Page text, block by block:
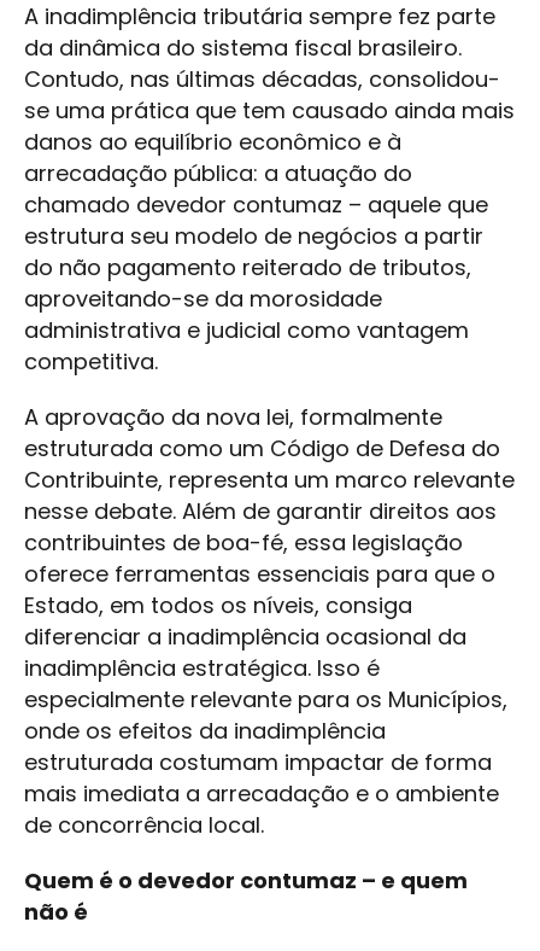
A inadimplência tributária sempre fez parte
da dinâmica do sistema fiscal brasileiro.
Contudo, nas últimas décadas, consolidou-
se uma prática que tem causado ainda mais
danos ao equilíbrio econômico e à
arrecadação pública: a atuação do
chamado devedor contumaz – aquele que
estrutura seu modelo de negócios a partir
do não pagamento reiterado de tributos,
aproveitando-se da morosidade
administrativa e judicial como vantagem
competitiva.
A aprovação da nova lei, formalmente
estruturada como um Código de Defesa do
Contribuinte, representa um marco relevante
nesse debate. Além de garantir direitos aos
contribuintes de boa-fé, essa legislação
oferece ferramentas essenciais para que o
Estado, em todos os níveis, consiga
diferenciar a inadimplência ocasional da
inadimplência estratégica. Isso é
especialmente relevante para os Municípios,
onde os efeitos da inadimplência
estruturada costumam impactar de forma
mais imediata a arrecadação e o ambiente
de concorrência local.
Quem é o devedor contumaz – e quem
não é